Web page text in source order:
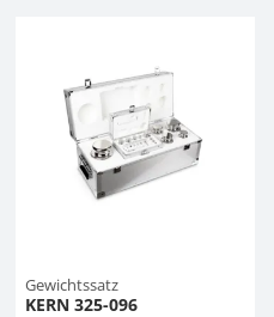
Gewichtssatz
KERN 325-096